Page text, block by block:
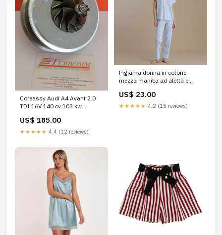
Coreassy Audi A4 Avant 2.0
TDI 16V 140 cv 103 kw
807 2.0 HDi– kw 88
US$ 185.00
★★★★★ 4.4 (12 reviews)
Pigiama donna in cotone
mezza manica ad aletta e
FASCE ANTISFREGAMENTO
US$ 23.00
★★★★★ 4.2 (15 reviews)